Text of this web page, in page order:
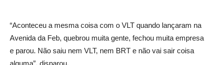
“Aconteceu a mesma coisa com o VLT quando lançaram na
Avenida da Feb, quebrou muita gente, fechou muita empresa
e parou. Não saiu nem VLT, nem BRT e não vai sair coisa
alguma”, disparou.